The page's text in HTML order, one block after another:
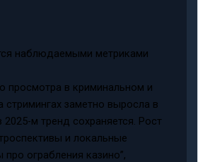
наблюдаемыми метриками
просмотра в криминальном и
стримингах заметно выросла в
2025-м тренд сохраняется. Рост
и локальные
ограбления казино”,